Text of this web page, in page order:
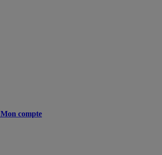
Mon compte